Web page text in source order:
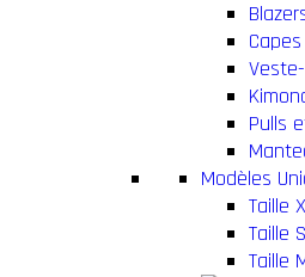
Capes
Pulls
Modèles
Taille
Taille S
Taille